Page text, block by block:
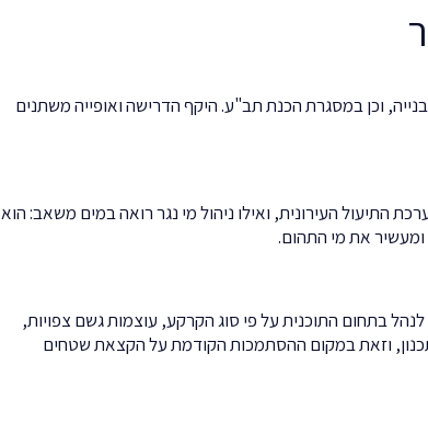
וכן במסגרת הכנת תב"ע. היקף הדרישה ואופייה משתנים
העירונית, ואילו ניהול מי נגר רואה במים משאב: הוא
את מי התהום.
שיש לנהל בתחום התוכנית על פי סוג הקרקע, עוצמות גשם צפויות,
וזאת במקום ההסתמכות הקודמת על הקצאת שטחים